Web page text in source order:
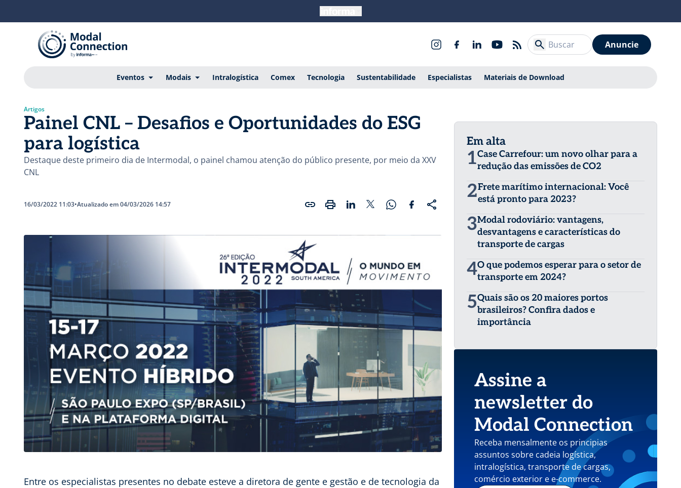
Anuncie
Eventos Modais Intralogística Comex Tecnologia Sustentabilidade Especialistas Materiais de Download
Artigos
Painel CNL – Desafios e Oportunidades do ESG
para logística
Destaque deste primeiro dia de Intermodal, o painel chamou atenção do público presente, por meio da XXV
CNL
16/03/2022 11:03•Atualizado em 04/03/2026 14:57
Entre os especialistas presentes no debate esteve a diretora de gente e gestão e de tecnologia da
Em alta
1Case Carrefour: um novo olhar para a
redução das emissões de CO2
2Frete marítimo internacional: Você
está pronto para 2023?
3Modal rodoviário: vantagens,
desvantagens e características do
transporte de cargas
4O que podemos esperar para o setor de
transporte em 2024?
5Quais são os 20 maiores portos
brasileiros? Confira dados e
importância
Assine a
newsletter do
Modal Connection
Receba mensalmente os principias
assuntos sobre cadeia logística,
intralogística, transporte de cargas,
comércio exterior e e-commerce.